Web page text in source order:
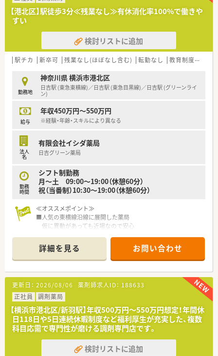
■新卒採用も行っており、20～40代の世代が多く活躍していま
す！
≪福利厚生≫
■年間休日は125日あり、オンオフをしっかり切り替えられま
す。
夏期休暇：6月～9月の間に3日間のお休みを取得できます。
※クリニックや門前の医療機関により変動いたします。
■えるぼし認定企業で、女性が活躍できる環境として太鼓判を押
せます。
フイベントがあっても長く働き続けられる会社です。
■社内預金制度や各種見舞金、提携保養所など大手並みの制度充
≪教育研修体制≫
■自己啓発支援制度（社外研修参加支援、認定薬剤師資格取得支
■OJTはもちろん【在宅】【薬局オペレーション（マネジメント）】
【かかりつけ】の3つを学び、将来的には現場のエキスパートや薬
局長を目指せるよう研修プログラムを組んでいます
などの本部機能へのキャリアパスもあります
≪求める人物像≫
い方歓迎！
【港北区】駅徒歩3分≪残業なし≫有休消化率100%で働きや
すい
検討リストに追加
駅チカ 新卒可 残業なし(ほぼなし含む) 転勤なし 教育制度あり
勤務地
神奈川県 横浜市港北区
日吉駅 (東急東横線)／日吉駅 (東急目黒線)／日吉駅 (グリーンライ
ン)
給与
年収450万円～550万円
※経験・年齢・スキルにより異なる
法人
名
有限会社イシダ薬局
日吉グリーン薬局
勤務
時間
シフト制勤務
月～土 09:00～19:00（休憩60分）
祝（当番制）10:30～19:00（休憩60分）
≪オススメポイント≫
■人気の東横線沿線に展開した薬局
仮に異動があっても近場なので安心
■19時までの店舗で残業なく時間ピッタリに終われます
■有給休暇取得率は100％！
■祝日は交代での勤務で、代休100％取得できます
■幅広い年齢層の方が活躍しているので馴染みやすい職場です
■日吉駅周辺は学生も多くいるため、欄着の単価が安くリーズナ
ブルです
≪こんな企業です≫
■神奈川県内で3店舗出店している個人薬局
■3店舗ともに東横線沿線沿いにあるため各地からの通勤に便利
な立地です
≪こんな薬局です≫
詳細を見る お問い合わせ
更新日： 2026/08/06 薬剤師求人ID： 188633
正社員
調剤薬局
【横浜市港北区/新羽駅】年収500万円～550万円想定！年間休
日118日や5日連続休暇制度など福利厚生が充実した、複数
科目応需で専門性が磨ける調剤専門店です。
検討リストに追加